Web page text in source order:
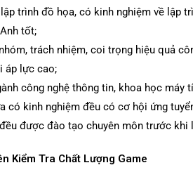
trình đồ họa, có kinh nghiệm về lập
tốt;
trách nhiệm, coi trọng hiệu quả
áp lực cao;
công nghệ thông tin, khoa học máy
có kinh nghiệm đều có cơ hội ứng
được đào tạo chuyên môn trước khi
Kiểm Tra Chất Lượng Game